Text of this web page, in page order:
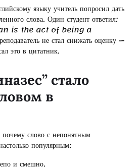
языку учитель попросил дать
слова. Один студент ответил:
is the act of being a
не стал снижать оценку —
это в цитатник.
стало
в
слово с непонятным
популярным:
и смешно.